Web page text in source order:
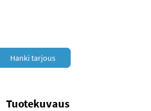
Hanki tarjous
Tuotekuvaus